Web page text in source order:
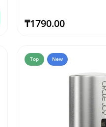
₸1790.00
Top New